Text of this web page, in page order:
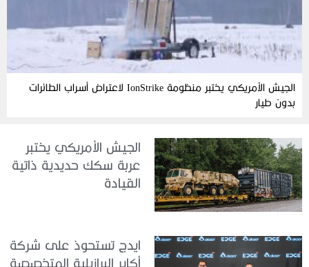
الجيش الأمريكي يختبر منظومة IonStrike لاعتراض أسراب الطائرات
بدون طيار
الجيش الأمريكي يختبر
عربة سكك حديدية ذاتية
القيادة
ايدج تستحوذ على شركة
أكاير البرازيلية المتخصصة